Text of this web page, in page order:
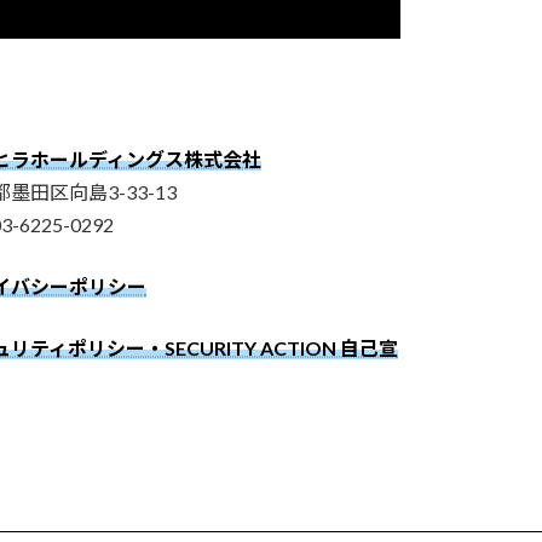
ラホールディングス株式会社
墨田区向島3-33-13
6225-0292
バシーポリシー
リティポリシー・SECURITY ACTION 自己宣